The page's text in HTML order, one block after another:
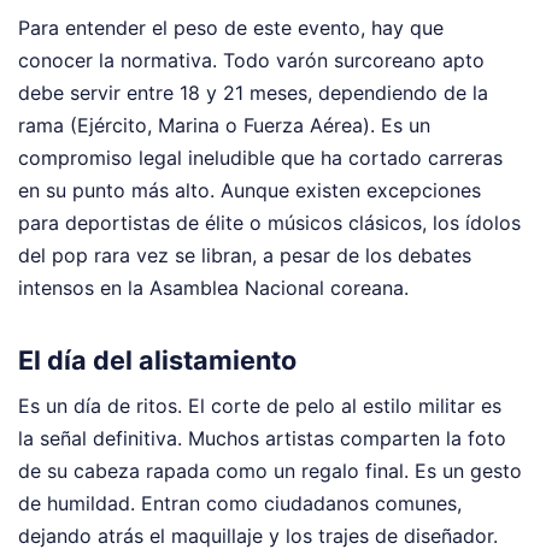
Para entender el peso de este evento, hay que
conocer la normativa. Todo varón surcoreano apto
debe servir entre 18 y 21 meses, dependiendo de la
rama (Ejército, Marina o Fuerza Aérea). Es un
compromiso legal ineludible que ha cortado carreras
en su punto más alto. Aunque existen excepciones
para deportistas de élite o músicos clásicos, los ídolos
del pop rara vez se libran, a pesar de los debates
intensos en la Asamblea Nacional coreana.
El día del alistamiento
Es un día de ritos. El corte de pelo al estilo militar es
la señal definitiva. Muchos artistas comparten la foto
de su cabeza rapada como un regalo final. Es un gesto
de humildad. Entran como ciudadanos comunes,
dejando atrás el maquillaje y los trajes de diseñador.